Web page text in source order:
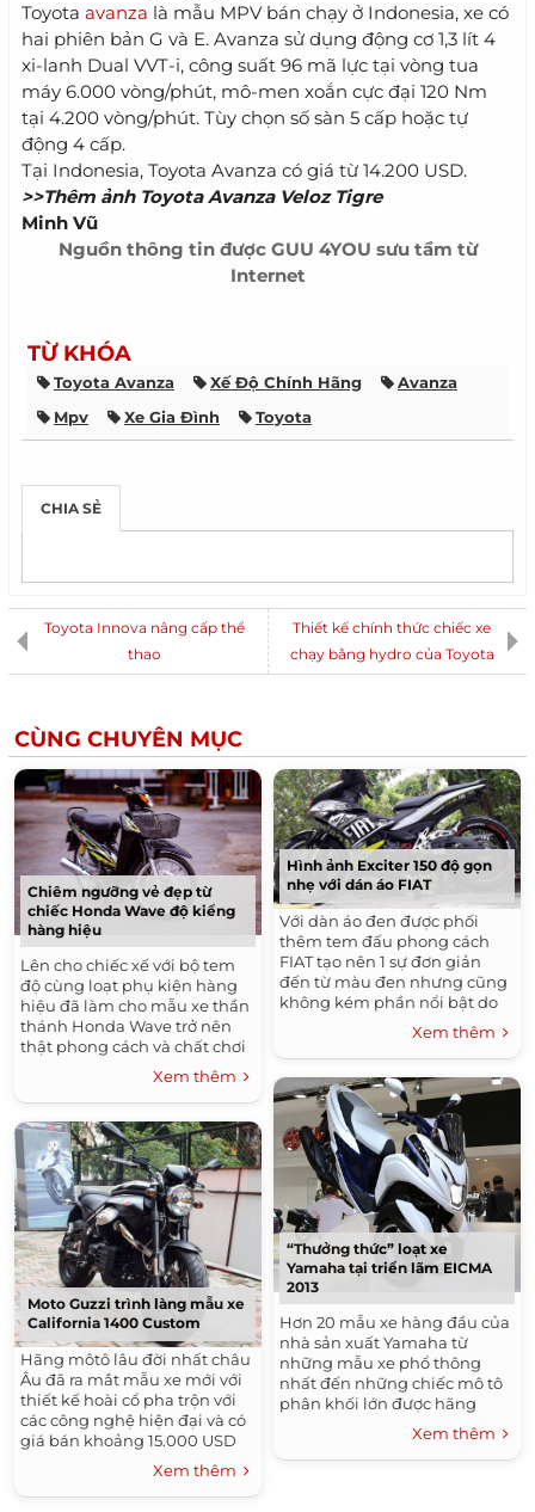
Toyota avanza là mẫu MPV bán chạy ở Indonesia, xe có
hai phiên bản G và E. Avanza sử dụng động cơ 1,3 lít 4
xi-lanh Dual VVT-i, công suất 96 mã lực tại vòng tua
máy 6.000 vòng/phút, mô-men xoắn cực đại 120 Nm
tại 4.200 vòng/phút. Tùy chọn số sàn 5 cấp hoặc tự
động 4 cấp.
Tại Indonesia, Toyota Avanza có giá từ 14.200 USD.
>>Thêm ảnh Toyota Avanza Veloz Tigre
Minh Vũ
Nguồn thông tin được GUU 4YOU sưu tầm từ
Internet
TỪ KHÓA
Toyota Avanza Xế Độ Chính Hãng
Avanza
Mpv
Xe Gia Đình Toyota
CHIA SẺ
Toyota Innova nâng cấp thể
thao
Thiết kế chính thức chiếc xe
chạy bằng hydro của Toyota
CÙNG CHUYÊN MỤC
Chiêm ngưỡng vẻ đẹp từ
chiếc Honda Wave độ kiểng
hàng hiệu
Lên cho chiếc xế với bộ tem
độ cùng loạt phụ kiện hàng
hiệu đã làm cho mẫu xe thần
thánh Honda Wave trở nên
thật phong cách và chất chơi
hơn nhiều. Cùng chiêm
ngưỡng chiếc Wave độ cực
chất này...
Xem thêm
Moto Guzzi trình làng mẫu xe
California 1400 Custom
Hãng môtô lâu đời nhất châu
Âu đã ra mắt mẫu xe mới với
thiết kế hoài cổ pha trộn với
các công nghệ hiện đại và có
giá bán khoảng 15.000 USD
tại Mỹ. Moto Guzzi, với lịch sử
Xem thêm
Hình ảnh Exciter 150 độ gọn
nhẹ với dán áo FIAT
Với dàn áo đen được phối
thêm tem đấu phong cách
FIAT tạo nên 1 sự đơn giản
đến từ màu đen nhưng cũng
không kém phần nổi bật do
những tem được thiết kế trên
Xem thêm
“Thưởng thức” loạt xe
Yamaha tại triển lãm EICMA
2013
Hơn 20 mẫu xe hàng đầu của
nhà sản xuất Yamaha từ
những mẫu xe phổ thông
nhất đến những chiếc mô tô
phân khối lớn được hãng
đem tới triển lãm...Xem thêm